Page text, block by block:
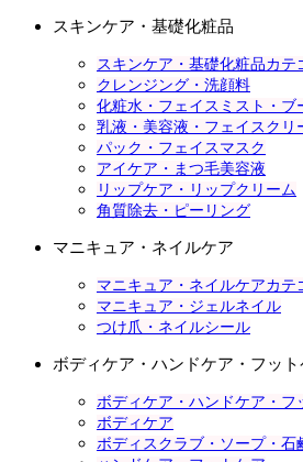
スキンケア・基礎化粧品
スキンケア・基礎化粧品カテ
クレンジング・洗顔料
化粧水・フェイスミスト・ブ
乳液・美容液・フェイスクリ
パック・フェイスマスク
アイケア・まつ毛美容液
リップケア・リップクリーム
角質除去・ピーリング
マニキュア・ネイルケア
マニキュア・ネイルケアカテ
マニキュア・ジェルネイル
つけ爪・ネイルシール
ボディケア・ハンドケア・フット
ボディケア・ハンドケア・フ
ボディケア
ボディスクラブ・ソープ・石